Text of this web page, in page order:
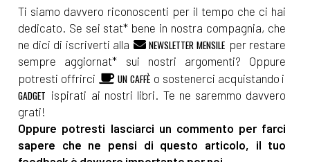
Ti siamo davvero riconoscenti per il tempo che ci hai
dedicato. Se sei stat* bene in nostra compagnia, che
ne dici di iscriverti alla
NEWSLETTER MENSILE per restare
sempre aggiornat* sui nostri argomenti? Oppure
potresti offrirci
UN CAFFÈ o sostenerci acquistando i
GADGET ispirati ai nostri libri. Te ne saremmo davvero
grati!
Oppure potresti lasciarci un commento per farci
sapere che ne pensi di questo articolo, il tuo